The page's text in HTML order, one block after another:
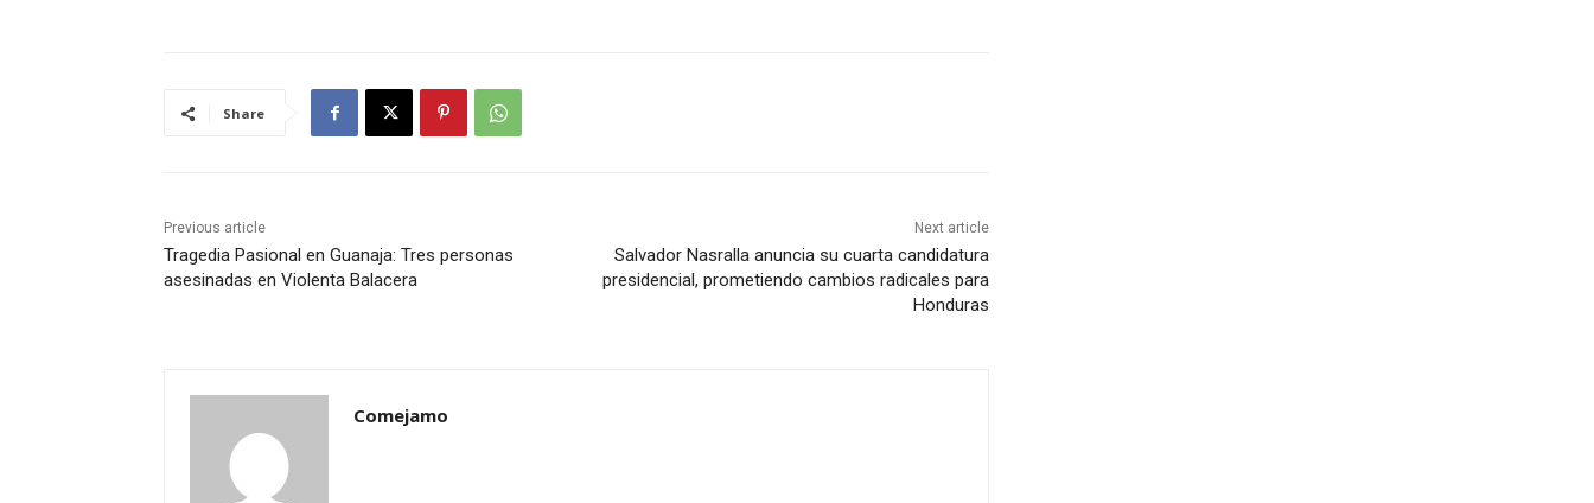
Share
Previous article
Tragedia Pasional en Guanaja: Tres personas
asesinadas en Violenta Balacera
Next article
Salvador Nasralla anuncia su cuarta candidatura
presidencial, prometiendo cambios radicales para
Honduras
Comejamo